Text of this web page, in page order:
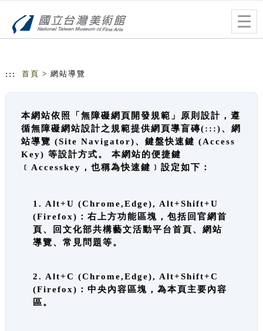
::: 首頁 > 網站導覽
本網站依照「無障礙網頁開發規範」原則設計，遵
循無障礙網站設計之規範提供網頁導盲磚(:::)、網
站導覽 (Site Navigator)、鍵盤快速鍵 (Access
Key) 等設計方式。 本網站的便捷鍵
﹝Accesskey，也稱為快速鍵﹞設定如下：
1. Alt+U (Chrome,Edge), Alt+Shift+U
(Firefox)：右上方功能區塊，包括回官網首
頁、回文化部共構藝文活動平台首頁、網站
導覽、常見問題等。
2. Alt+C (Chrome,Edge), Alt+Shift+C
(Firefox)：中央內容區塊，為本頁主要內容
區。